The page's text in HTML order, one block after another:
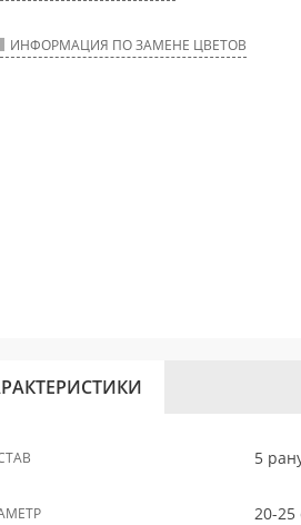
ИНФОРМАЦИЯ ПО ЗАМЕНЕ ЦВЕТОВ
5
20-25